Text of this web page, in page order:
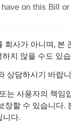
on this Bill
사가 아니며,
지 않을 수도 있
상담하시기 바랍
사용자의 책임
할 수 있습니다.
니다.